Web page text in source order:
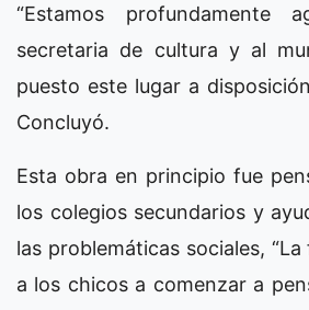
“Estamos profundamente
secretaria de cultura y al
puesto este lugar a
Concluyó.
Esta obra en principio fue
los colegios secundarios y
las problemáticas sociales,
a los chicos a comenzar a